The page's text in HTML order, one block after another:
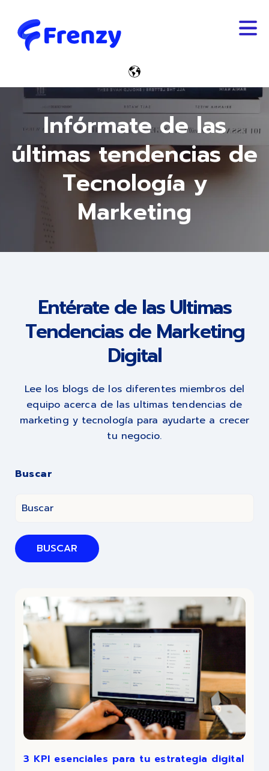
Trabaja Con Nosotros
Español - Guatemala
Infórmate de las
últimas tendencias de
Tecnología y
Marketing
Entérate de las Ultimas
Tendencias de Marketing
Digital
Lee los blogs de los diferentes miembros del
equipo acerca de las ultimas tendencias de
marketing y tecnología para ayudarte a crecer
tu negocio.
3 KPI esenciales para tu estrategia digital
Buscar
BUSCAR